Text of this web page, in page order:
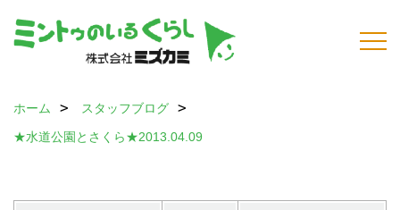
ホーム
スタッフブログ
★水道公園とさくら★2013.04.09